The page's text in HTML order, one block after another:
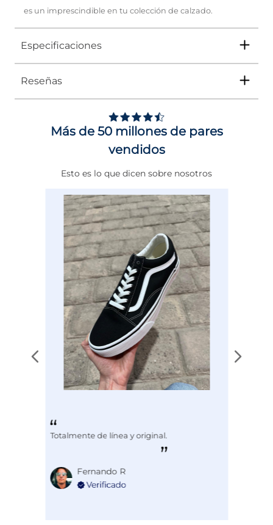
es un imprescindible en tu colección de calzado.
Especificaciones
Tipo
Género Mujer
ENTRE 8 Y 9 CMS
NORMAL
NEGRO
Reseñas
Más de 50 millones de pares
vendidos
Esto es lo que dicen sobre nosotros
Totalmente de línea y original.
Fernando R